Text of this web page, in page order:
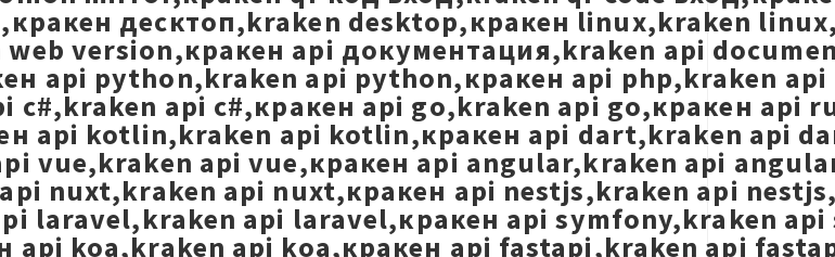
десктоп,kraken desktop,кракен linux,kraken
web version,кракен api документация,kraken api
api python,kraken api python,кракен api php,kraken
c#,kraken api c#,кракен api go,kraken api go,кракен
api kotlin,kraken api kotlin,кракен api dart,kraken api
vue,kraken api vue,кракен api angular,kraken api
nuxt,kraken api nuxt,кракен api nestjs,kraken api
laravel,kraken api laravel,кракен api symfony,kraken
api koa,kraken api koa,кракен api fastapi,kraken api